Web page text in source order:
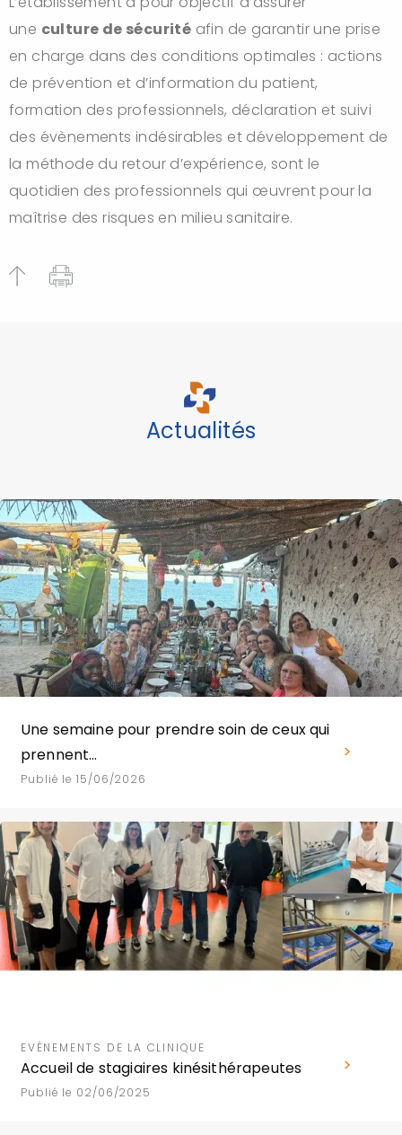
une culture de sécurité afin de garantir une prise
en charge dans des conditions optimales : actions
de prévention et d’information du patient,
formation des professionnels, déclaration et suivi
des évènements indésirables et développement de
la méthode du retour d’expérience, sont le
quotidien des professionnels qui œuvrent pour la
maîtrise des risques en milieu sanitaire.
Actualités
Une semaine pour prendre soin de ceux qui
prennent…
Publié le 15/06/2026
EVÉNEMENTS DE LA CLINIQUE
Accueil de stagiaires kinésithérapeutes
Publié le 02/06/2025